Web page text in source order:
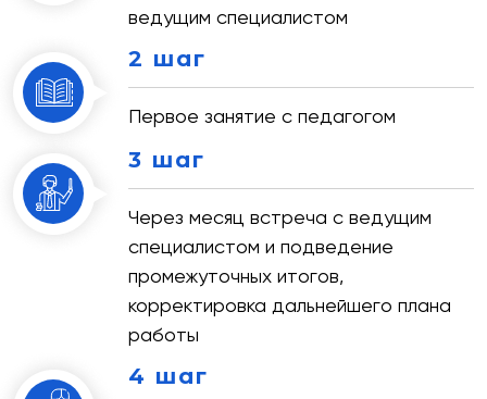
ведущим специалистом
2 шаг
Первое занятие с педагогом
3 шаг
Через месяц встреча с ведущим
специалистом и подведение
промежуточных итогов,
корректировка дальнейшего плана
работы
4 шаг